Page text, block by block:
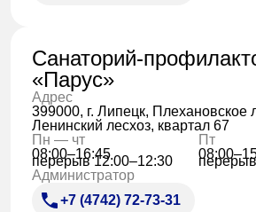
Санаторий-
«Парус»
Адрес
399000, г. Липецк, Плехановское
Ленинский лесхоз, квартал 67
Пн — чт
08:00–16:45
перерыв 12:00–12:30
Пт
Администратор
+7 (4742) 72-73-31